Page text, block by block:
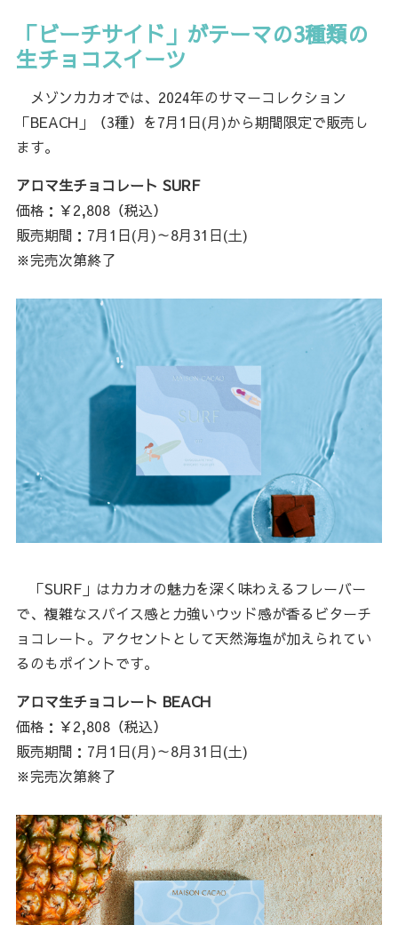
「ビーチサイド」がテーマの3種類の
生チョコスイーツ
メゾンカカオでは、2024年のサマーコレクション
「BEACH」（3種）を7月1日(月)から期間限定で販売し
ます。
アロマ生チョコレート SURF
価格：￥2,808（税込）
販売期間：7月1日(月)～8月31日(土)
※完売次第終了
「SURF」はカカオの魅力を深く味わえるフレーバー
で、複雑なスパイス感と力強いウッド感が香るビターチ
ョコレート。アクセントとして天然海塩が加えられてい
るのもポイントです。
アロマ生チョコレート BEACH
価格：￥2,808（税込）
販売期間：7月1日(月)～8月31日(土)
※完売次第終了